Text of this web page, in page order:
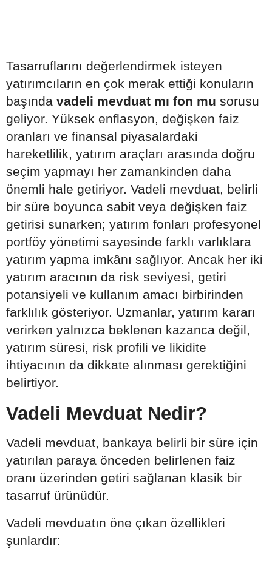
Tasarruflarını değerlendirmek isteyen
yatırımcıların en çok merak ettiği konuların
başında vadeli mevduat mı fon mu sorusu
geliyor. Yüksek enflasyon, değişken faiz
oranları ve finansal piyasalardaki
hareketlilik, yatırım araçları arasında doğru
seçim yapmayı her zamankinden daha
önemli hale getiriyor. Vadeli mevduat, belirli
bir süre boyunca sabit veya değişken faiz
getirisi sunarken; yatırım fonları profesyonel
portföy yönetimi sayesinde farklı varlıklara
yatırım yapma imkânı sağlıyor. Ancak her iki
yatırım aracının da risk seviyesi, getiri
potansiyeli ve kullanım amacı birbirinden
farklılık gösteriyor. Uzmanlar, yatırım kararı
verirken yalnızca beklenen kazanca değil,
yatırım süresi, risk profili ve likidite
ihtiyacının da dikkate alınması gerektiğini
belirtiyor.
Vadeli Mevduat Nedir?
Vadeli mevduat, bankaya belirli bir süre için
yatırılan paraya önceden belirlenen faiz
oranı üzerinden getiri sağlanan klasik bir
tasarruf ürünüdür.
Vadeli mevduatın öne çıkan özellikleri
şunlardır: